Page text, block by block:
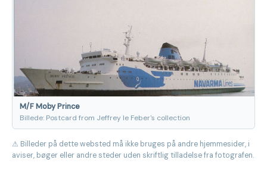
M/F Moby Prince
Billede: Postcard from Jeffrey le Feber's collection
⚠ Billeder på dette websted må ikke bruges på andre hjemmesider, i
aviser, bøger eller andre steder uden skriftlig tilladelse fra fotografen.